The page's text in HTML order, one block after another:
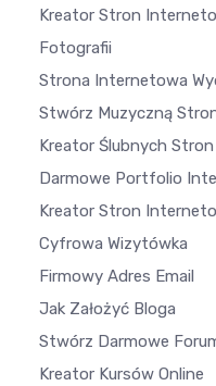
Kreator Stron
Fotografii
Strona Internetowa
Stwórz Muzyczną
Kreator Ślubnych
Darmowe Portfolio
Kreator Stron
Cyfrowa Wizytówka
Firmowy Adres Email
Jak Założyć Bloga
Stwórz Darmowe
Kreator Kursów Online